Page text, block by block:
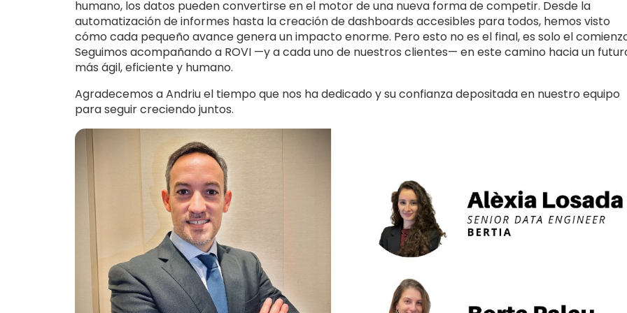
humano, los datos pueden convertirse en el motor de una nueva forma de competir. Desde la
automatización de informes hasta la creación de dashboards accesibles para todos, hemos visto
cómo cada pequeño avance genera un impacto enorme. Pero esto no es el final, es solo el
Seguimos acompañando a ROVI —y a cada uno de nuestros clientes— en este camino hacia un
más ágil, eficiente y humano.
Agradecemos a Andriu el tiempo que nos ha dedicado y su confianza depositada en nuestro equipo
para seguir creciendo juntos.